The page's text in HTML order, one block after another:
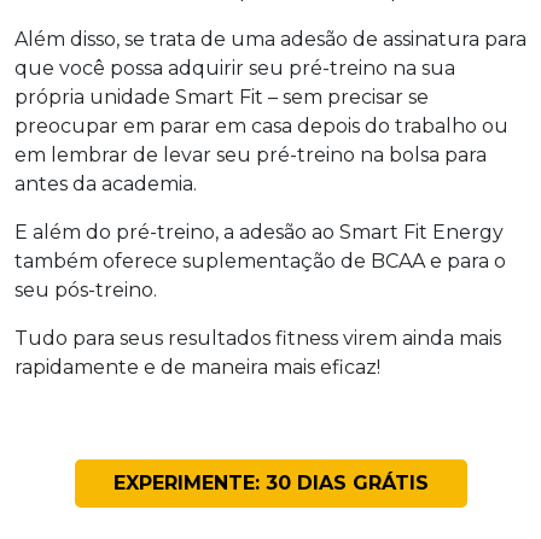
Além disso, se trata de uma adesão de assinatura para
que você possa adquirir seu pré-treino na sua
própria unidade Smart Fit – sem precisar se
preocupar em parar em casa depois do trabalho ou
em lembrar de levar seu pré-treino na bolsa para
antes da academia.
E além do pré-treino, a adesão ao Smart Fit Energy
também oferece suplementação de BCAA e para o
seu pós-treino.
Tudo para seus resultados fitness virem ainda mais
rapidamente e de maneira mais eficaz!
EXPERIMENTE: 30 DIAS GRÁTIS